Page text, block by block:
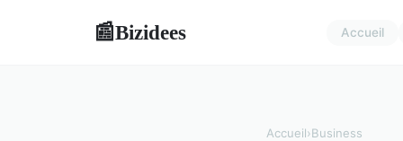
📰Bizidees Accueil
Accueil›Business